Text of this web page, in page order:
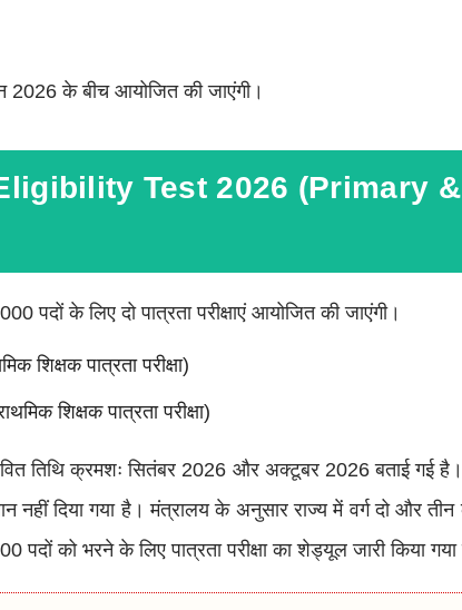
2026 के बीच आयोजित की जाएंगी।
Test 2026 (Primary &
पदों के लिए दो पात्रता परीक्षाएं आयोजित की जाएंगी।
शिक्षक पात्रता परीक्षा)
शिक्षक पात्रता परीक्षा)
तिथि क्रमशः सितंबर 2026 और अक्टूबर 2026 बताई गई है।
नहीं दिया गया है। मंत्रालय के अनुसार राज्य में वर्ग दो और
पदों को भरने के लिए पात्रता परीक्षा का शेड्यूल जारी किया गया